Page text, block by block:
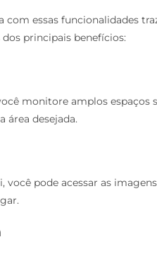
essas funcionalidades
principais benefícios:
monitore amplos espaços
área desejada.
você pode acessar as